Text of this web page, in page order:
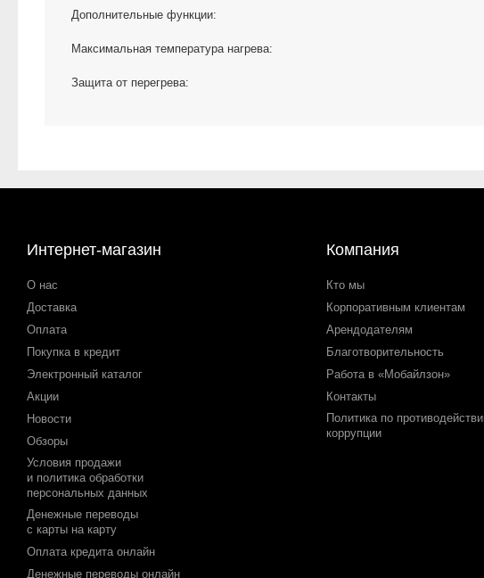
Дополнительные функции:
Максимальная температура нагрева:
Защита от перегрева:
Интернет-магазин
О нас
Доставка
Оплата
Покупка в кредит
Электронный каталог
Акции
Новости
Обзоры
Условия продажи
и политика обработки
персональных данных
Денежные переводы
с карты на карту
Оплата кредита онлайн
Денежные переводы онлайн
Компания
Кто мы
Корпоративным клиентам
Арендодателям
Благотворительность
Работа в «Мобайлзон»
Контакты
Политика по
коррупции